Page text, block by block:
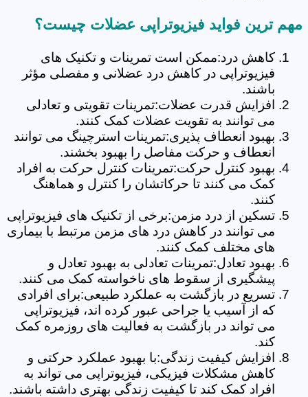
مهم ترین فواید فیزیوتراپی عضلات چیست؟
کاهش درد:ممکن است تمرینات و تکنیک های
فیزیوتراپی در کاهش درد عضلانی و مفصلی مؤثر
باشند.
افزایش قدرت عضلات:تمرینات تقویتی و تعادلی
می توانند به تقویت عضلات کمک کنند.
بهبود انعطاف پذیری:تمرینات استرچینگ می توانند
انعطاف و حرکت مفاصل را بهبود بخشند.
بهبود کنترل حرکت:تمرینات کنترل حرکت به افراد
کمک می کنند تا حرکاتشان را کنترل و هماهنگ
کنند.
تسکین از درد مزمن:برخی از تکنیک های فیزیوتراپی
می توانند در کاهش درد های مزمن مرتبط با بیماری
های مختلف کمک کنند.
بهبود تعادل:تمرینات تعادلی به بهبود تعادل و
پیشگیری از سقوط های ناخواسته کمک می کنند.
تسریع در بازگشت به عملکرد طبیعی:برای افرادی
که از آسیب یا جراحی عبور کرده اند، فیزیوتراپی
می تواند در بازگشت به فعالیت های روزمره کمک
کند.
افزایش کیفیت زندگی:با بهبود عملکرد حرکتی و
کاهش مشکلات فیزیکی، فیزیوتراپی می تواند به
افراد کمک کند تا کیفیت زندگی بهتری داشته باشند.